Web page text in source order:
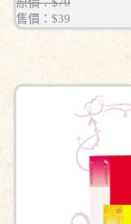
售價： $39